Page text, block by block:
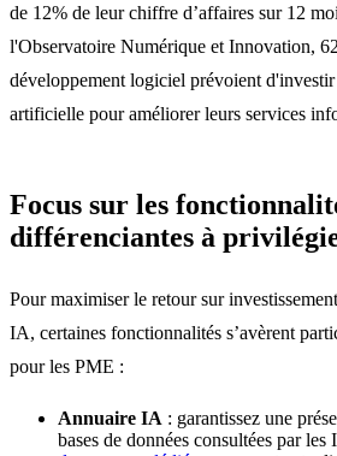
de 12% de leur chiffre d’affaires sur 12
l'Observatoire Numérique et Innovation,
développement logiciel prévoient
artificielle pour améliorer leurs services
Focus sur les
différenciantes à
Pour maximiser le retour sur
IA, certaines fonctionnalités s’avèrent
pour les PME :
Annuaire IA : garantissez une
bases de données consultées par les